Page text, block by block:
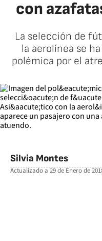
con
La selección de
la aerolínea se
polémica por el
Silvia Montes
Actualizado a29 de Enero de